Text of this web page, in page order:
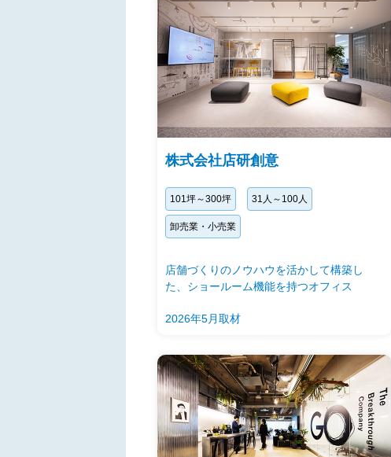
株式会社店研創意
101坪～300坪 31人～100人
卸売業・小売業
店舗づくりのノウハウを活かして構築し
た、ショールーム機能を持つオフィス
2026年5月取材